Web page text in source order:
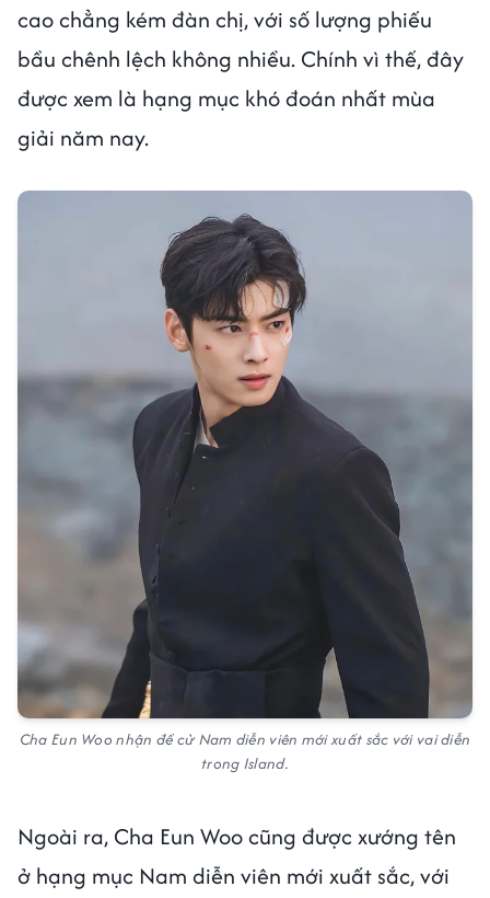
cao chẳng kém đàn chị, với số lượng phiếu
bầu chênh lệch không nhiều. Chính vì thế, đây
được xem là hạng mục khó đoán nhất mùa
giải năm nay.
Cha Eun Woo nhận đề cử Nam diễn viên mới xuất sắc với vai diễn
trong Island.
Ngoài ra, Cha Eun Woo cũng được xướng tên
ở hạng mục Nam diễn viên mới xuất sắc, với